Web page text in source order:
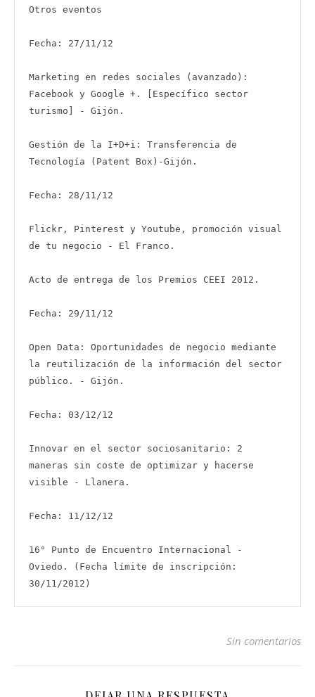
Otros eventos
Fecha: 27/11/12
Marketing en redes sociales (avanzado):
Facebook y Google +. [Específico sector
turismo] - Gijón.
Gestión de la I+D+i: Transferencia de
Tecnología (Patent Box)-Gijón.
Fecha: 28/11/12
Flickr, Pinterest y Youtube, promoción visual
de tu negocio - El Franco.
Acto de entrega de los Premios CEEI 2012.
Fecha: 29/11/12
Open Data: Oportunidades de negocio mediante
la reutilización de la información del sector
público. - Gijón.
Fecha: 03/12/12
Innovar en el sector sociosanitario: 2
maneras sin coste de optimizar y hacerse
visible - Llanera.
Fecha: 11/12/12
16° Punto de Encuentro Internacional -
Oviedo. (Fecha límite de inscripción:
30/11/2012)
Sin comentarios